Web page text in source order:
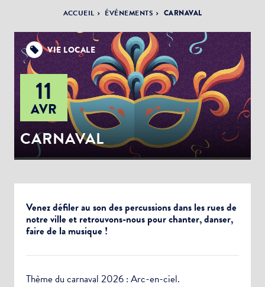
PRATIQUES &
DÉMARCHES
ACTUALITÉS &
ÉVÈNEMENTS
LA VILLE
DÉMOCRATIE
PARTICIPATIVE
ACCUEIL ÉVÉNEMENTS CARNAVAL
VIE LOCALE
11
AVR
CARNAVAL
Venez défiler au son des percussions dans les ruesde
notre ville et retrouvons-nous pourchanter,danser,
faire de la musique !
Thème du carnaval 2026 : Arc-en-ciel.